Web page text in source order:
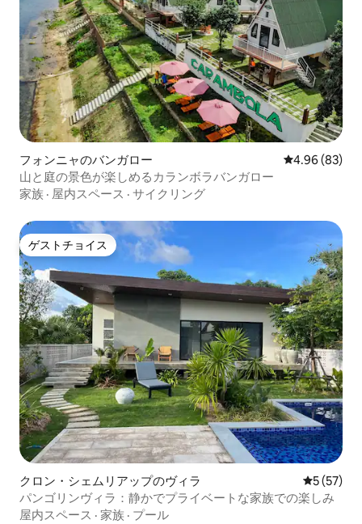
フォンニャのバンガロー レビュー83
4.96 (83)
山と庭の景色が楽しめるカランボラバンガロー
家族 · 屋内スペース · サイクリング
ゲストチョイス
ゲストチョイス
クロン・シェムリアップのヴィラ レビュー
5 (57)
パンゴリンヴィラ：静かでプライベートな家族での楽しみ
屋内スペース · 家族 · プール